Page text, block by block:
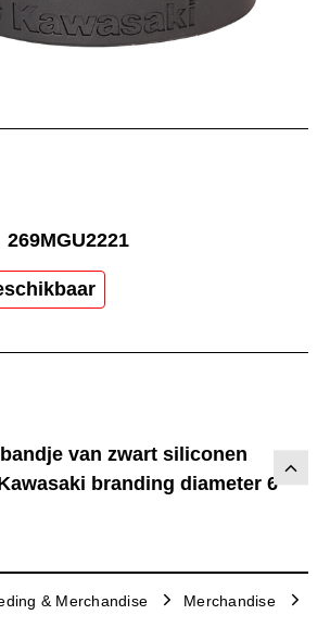
van zwart siliconen
branding diameter 6
269MGU2221
& Merchandise
Merchandise